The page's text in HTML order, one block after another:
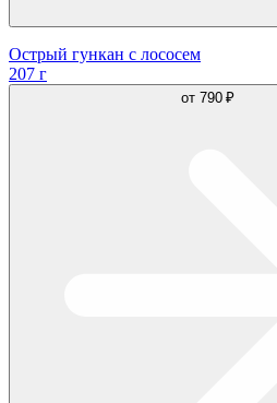
Острый гункан с лососем
207 г
от 790 ₽